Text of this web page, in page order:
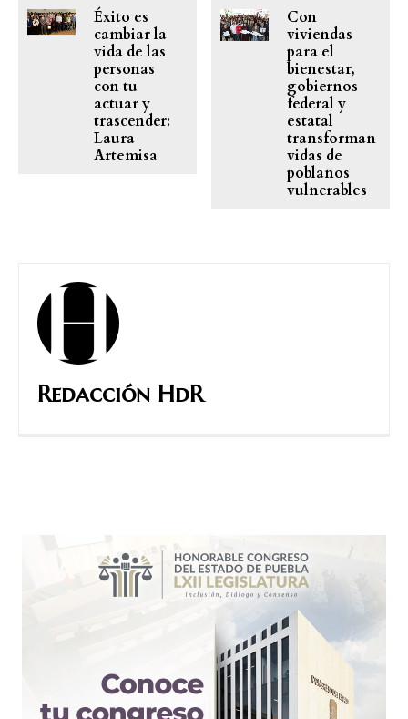
Éxito es
cambiar la
vida de las
personas
con tu
actuar y
trascender:
Laura
Artemisa
Con
viviendas
para el
bienestar,
gobiernos
federal y
estatal
transforman
vidas de
poblanos
vulnerables
Redacción HdR